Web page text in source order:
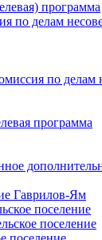
программа
по делам
по
программа
Гаврилов-Ям
поселение
поселение